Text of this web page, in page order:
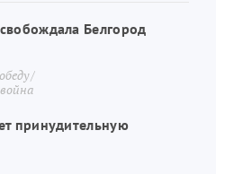
Белгород
принудительную